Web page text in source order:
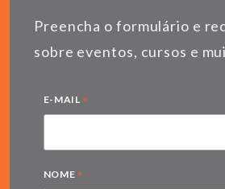
Preencha o formulário e
sobre eventos, cursos e
E-MAIL *
NOME *